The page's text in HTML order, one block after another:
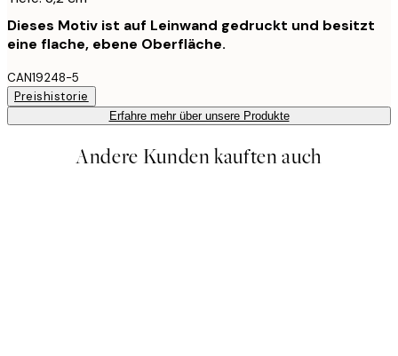
Dieses Motiv ist auf Leinwand gedruckt und besitzt
eine flache, ebene Oberfläche.
CAN19248-5
Preishistorie
Erfahre mehr über unsere Produkte
Andere Kunden kauften auch